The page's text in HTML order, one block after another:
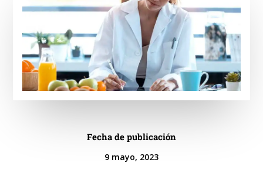
Fecha de publicación
9 mayo, 2023